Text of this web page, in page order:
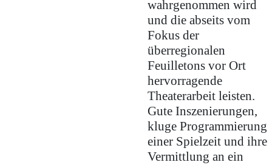
wahrgenommen wird
und die abseits vom
Fokus der
überregionalen
Feuilletons vor Ort
hervorragende
Theaterarbeit leisten.
Gute Inszenierungen,
kluge Programmierung
einer Spielzeit und ihre
Vermittlung an ein